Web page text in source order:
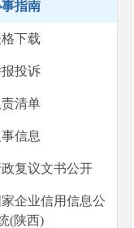
指南
下载
投诉
清单
事信息
复议文书公开
家企业信用信息公
(陕西)